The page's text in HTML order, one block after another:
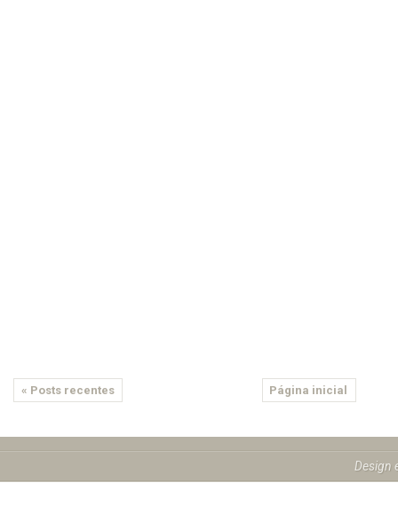
« Posts recentes Página inicial
Design